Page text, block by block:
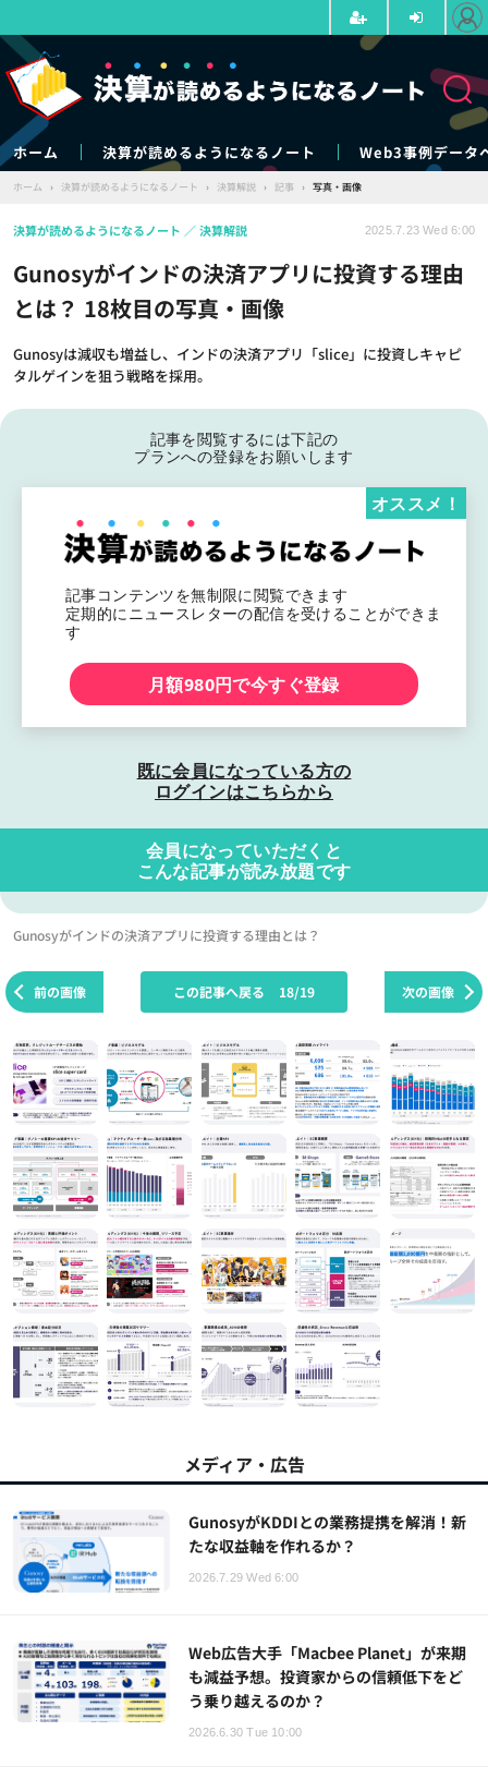
ホーム 決算が読めるようになるノート Web3事例データ
ホーム › 決算が読めるようになるノート › 決算解説 › 記事 › 写真・画像
Gunosyがインドの決済アプリに投資する理由
とは？ 18枚目の写真・画像
Gunosyは減収も増益し、インドの決済アプリ「slice」に投資しキャピ
タルゲインを狙う戦略を採用。
決算が読めるようになるノート 決算解説 2025.7.23 Wed 6:00
記事を閲覧するには下記の
プランへの登録をお願いします
記事コンテンツを無制限に閲覧できます
定期的にニュースレターの配信を受けることができま
す
オススメ！
月額980円で今すぐ登録
既に会員になっている方の
ログインはこちらから
会員になっていただくと
こんな記事が読み放題です
Gunosyがインドの決済アプリに投資する理由とは？
前の画像 次の画像
この記事へ戻る 18/19
メディア・広告
GunosyがKDDIとの業務提携を解消！新
たな収益軸を作れるか？
2026.7.29 Wed 6:00
Web広告大手「Macbee Planet」が来期
も減益予想。投資家からの信頼低下をど
う乗り越えるのか？
2026.6.30 Tue 10:00